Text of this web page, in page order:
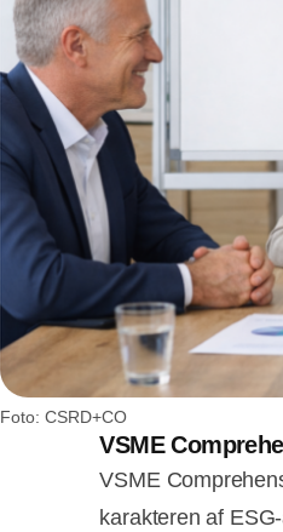
Foto: CSRD+CO
VSME
VSME
karakteren af